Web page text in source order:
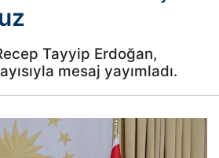
Tayyip Erdoğan,
mesaj yayımladı.